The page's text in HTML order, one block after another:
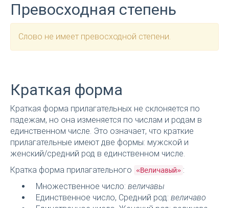
Превосходная степень
Слово не имеет превосходной степени.
Краткая форма
Краткая форма прилагательных не склоняется по
падежам, но она изменяется по числам и родам в
единственном числе. Это означает, что краткие
прилагательные имеют две формы: мужской и
женский/средний род в единственном числе.
Кратка форма прилагательного
«Величавый» :
Множественное число: величавы
Единственное число, Средний род: величаво